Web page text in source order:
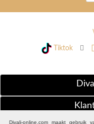
Tiktok
Divali-online.com maakt gebruik